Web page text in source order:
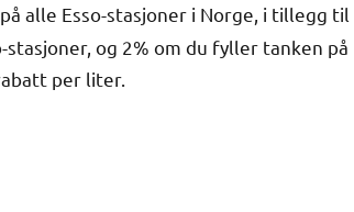
alle Esso-stasjoner i Norge, i tillegg til
stasjoner, og 2% om du fyller tanken på
per liter.